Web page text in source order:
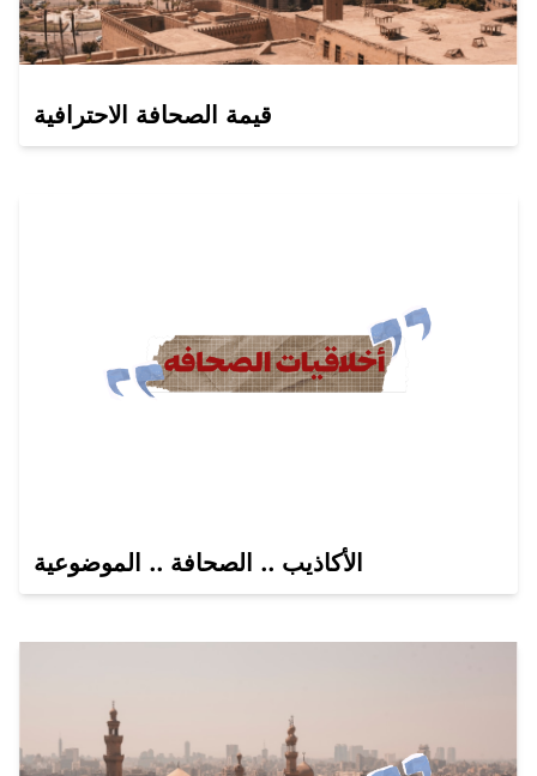
قيمة الصحافة الاحترافية
الأكاذيب .. الصحافة .. الموضوعية